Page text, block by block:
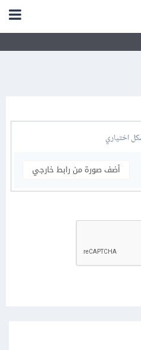
اختياري
أضف صورة من رابط خارجي